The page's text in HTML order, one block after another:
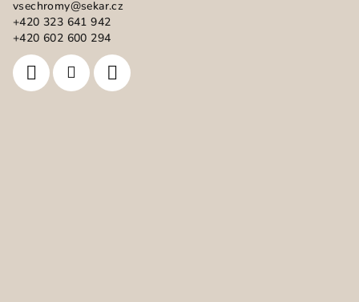
vsechromy@sekar.cz
+420 323 641 942
+420 602 600 294